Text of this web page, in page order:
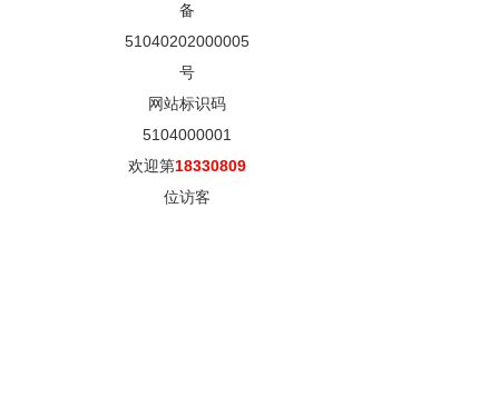
备
51040202000005
号
网站标识码
5104000001
欢迎第18330809
位访客